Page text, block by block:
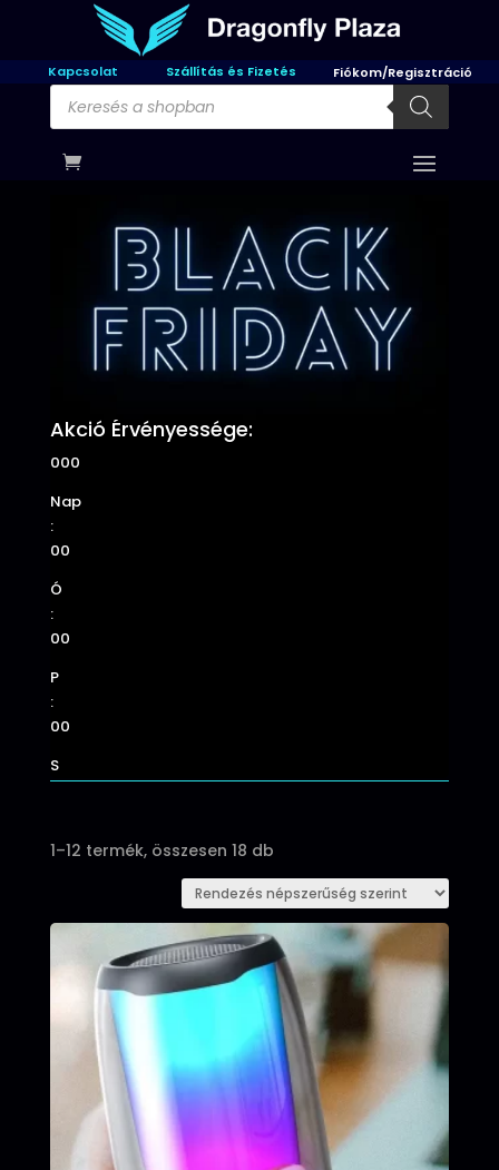
Kapcsolat Szállítás és Fizetés Fiókom/Regisztráció
Products
search
Akció Érvényessége:
000
Nap
:
00
Ó
:
00
P
:
00
S
1–12 termék, összesen 18 dbSorted
by
popularity